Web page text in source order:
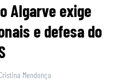
Algarve exige
e defesa do
Cristina Mendonça